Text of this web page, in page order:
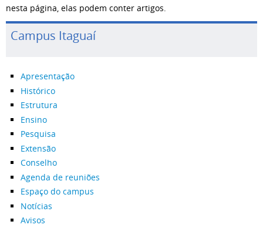
nesta página, elas podem conter artigos.
Campus Itaguaí
Apresentação
Histórico
Estrutura
Ensino
Pesquisa
Extensão
Conselho
Agenda de reuniões
Espaço do campus
Notícias
Avisos